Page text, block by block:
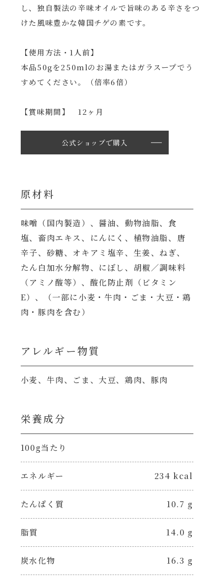
し、独自製法の辛味オイルで旨味のある辛さをつ
けた風味豊かな韓国チゲの素です。
【使用方法・1人前】
本品50gを250mlのお湯またはガラスープでう
すめてください。（倍率6倍）
【賞味期間】 12ヶ月
公式ショップで購入
原材料
味噌（国内製造）、醤油、動物油脂、食
塩、畜肉エキス、にんにく、植物油脂、唐
辛子、砂糖、オキアミ塩辛、生姜、ねぎ、
たん白加水分解物、にぼし、胡椒／調味料
（アミノ酸等）、酸化防止剤（ビタミン
E）、（一部に小麦・牛肉・ごま・大豆・鶏
肉・豚肉を含む）
アレルギー物質
小麦、牛肉、ごま、大豆、鶏肉、豚肉
栄養成分
100g当たり
エネルギー 234 kcal
たんぱく質 10.7 g
脂質 14.0 g
炭水化物 16.3 g